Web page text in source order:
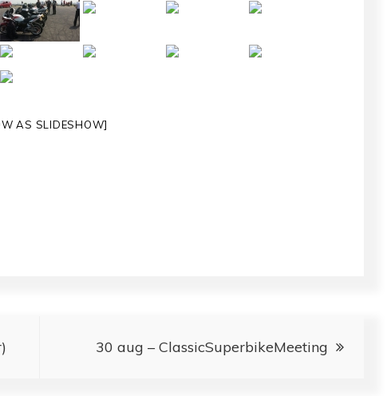
AS SLIDESHOW]
30 aug – ClassicSuperbikeMeeting